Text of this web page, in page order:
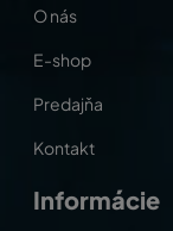
O nás
E-shop
Predajňa
Kontakt
Informácie